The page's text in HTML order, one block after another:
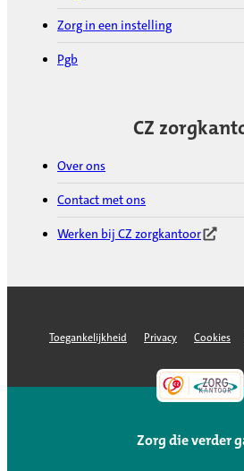
Zorg in een instelling
Pgb
CZ
Over ons
Contact met ons
Werken bij CZ zorgkantoor
(Opent in nieuw tabblad)
Toegankelijkheid Privacy Cookies
Zorg die verder